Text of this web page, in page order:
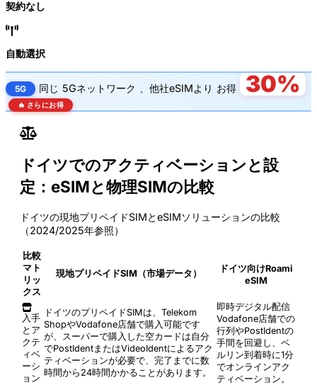
契約なし
自動選択
5G 同じ 5Gネットワーク 、他社eSIMより お得 30%
🔥 さらにお得
ドイツでのアクティベーションと設
定：eSIMと物理SIMの比較
ドイツの現地プリペイドSIMとeSIMソリューションの比較
（2024/2025年参照）
比較
マト
リッ
クス
現地プリペイドSIM（市場データ）
ドイツ向けRoami
eSIM
入手
とア
クテ
ィベ
ーシ
ョン
ドイツのプリペイドSIMは、Telekom
ShopやVodafone店舗で購入可能です
が、スーパーで購入した空カードは自分
でPostIdentまたはVideoIdentによるアク
ティベーションが必要で、完了までに数
時間から24時間かかることがあります。
即時デジタル配信
Vodafone店舗での
行列やPostIdentの
手間を回避し、ベ
ルリン到着時に1分
でオンラインアク
ティベーション。